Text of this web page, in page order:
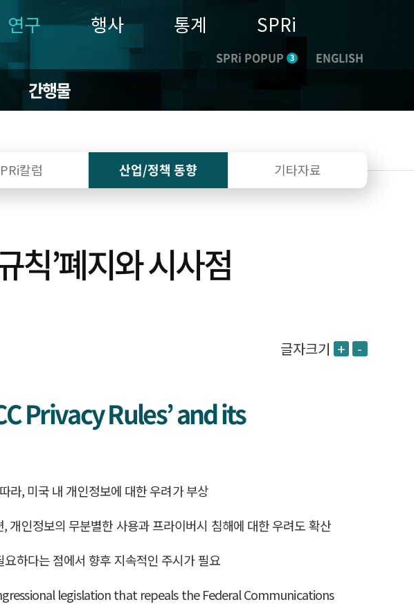
연구 행사 통계 SPRi
SPRi POPUP 3 ENGLISH
간행물
칼럼 산업/정책 동향 기타자료
칙’폐지와 시사점
글자크기 + -
Privacy Rules’ and its
라, 미국 내 개인정보에 대한 우려가 부상
인정보의 무분별한 사용과 프라이버시 침해에 대한 우려도 확산
하다는 점에서 향후 지속적인 주시가 필요
legislation that repeals the Federal Communications